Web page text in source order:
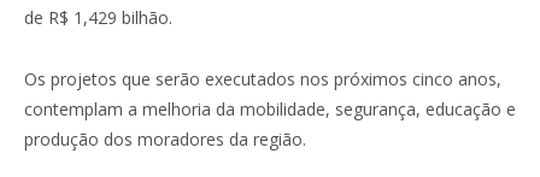
de R$ 1,429 bilhão.
Os projetos que serão executados nos próximos cinco anos,
contemplam a melhoria da mobilidade, segurança, educação e
produção dos moradores da região.